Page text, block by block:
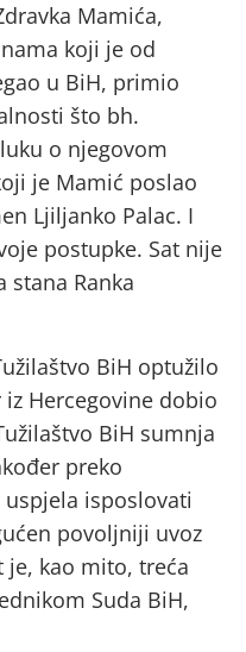
Mamića,
koji je od
u BiH, primio
što bh.
o njegovom
je Mamić poslao
Ljiljanko Palac. I
postupke. Sat nije
Ranka
BiH optužilo
Hercegovine dobio
BiH sumnja
preko
isposlovati
povoljniji uvoz
je, kao mito, treća
Suda BiH,